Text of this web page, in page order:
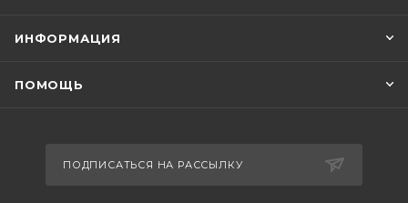
ИНФОРМАЦИЯ
ПОМОЩЬ
ПОДПИСАТЬСЯ НА РАССЫЛКУ